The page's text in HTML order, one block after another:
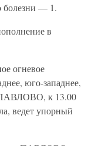
болезни — 1.
в
огневое
юго-западнее,
к 13.00
ведет упорный